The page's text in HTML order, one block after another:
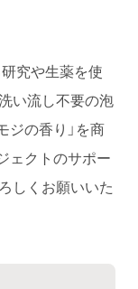
究や生薬を使
い流し不要の泡
の香り」を商
ェクトのサポー
しくお願いいた